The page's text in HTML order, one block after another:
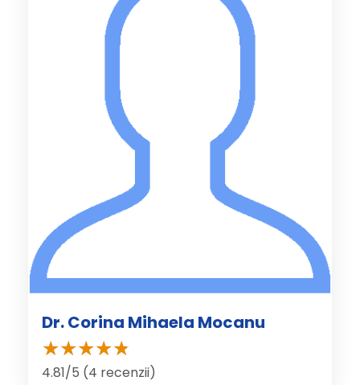
Dr. Corina Mihaela Mocanu
4.81/5 (4 recenzii)